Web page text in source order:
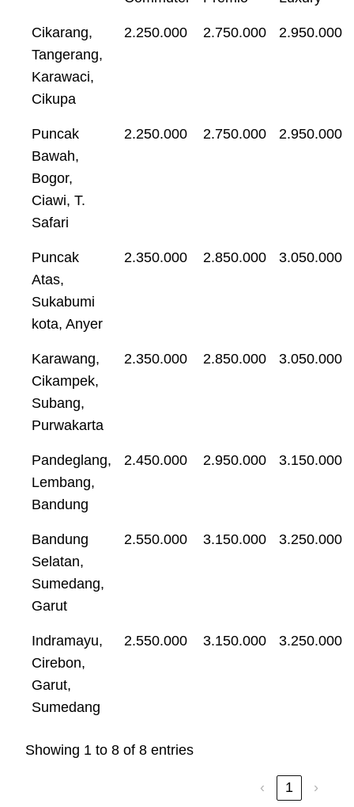
Cikarang,
Tangerang,
Karawaci,
Cikupa
2.250.000 2.750.000 2.950.000
Puncak
Bawah,
Bogor,
Ciawi, T.
Safari
2.250.000 2.750.000 2.950.000
Puncak
Atas,
Sukabumi
kota, Anyer
2.350.000 2.850.000 3.050.000
Karawang,
Cikampek,
Subang,
Purwakarta
2.350.000 2.850.000 3.050.000
Pandeglang,
Lembang,
Bandung
2.450.000 2.950.000 3.150.000
Bandung
Selatan,
Sumedang,
Garut
2.550.000 3.150.000 3.250.000
Indramayu,
Cirebon,
Garut,
Sumedang
2.550.000 3.150.000 3.250.000
Showing 1 to 8 of 8 entries
‹ 1 ›